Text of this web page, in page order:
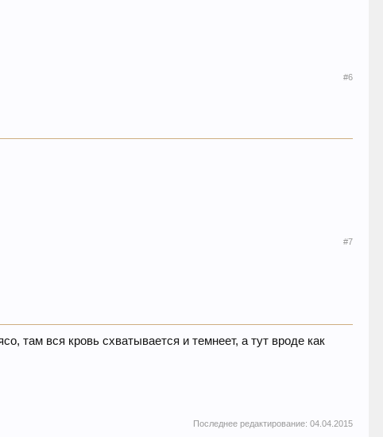
#6
#7
там вся кровь схватывается и темнеет, а тут вроде как
Последнее редактирование: 04.04.2015